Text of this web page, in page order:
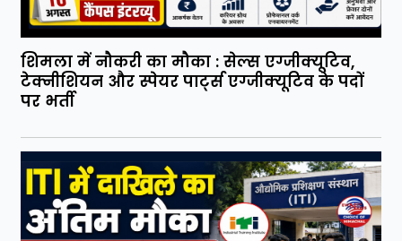
शिमला में नौकरी का मौका : सेल्स एग्जीक्यूटिव,
टेक्नीशियन और स्पेयर पार्ट्स एग्जीक्यूटिव के पदों
पर भर्ती